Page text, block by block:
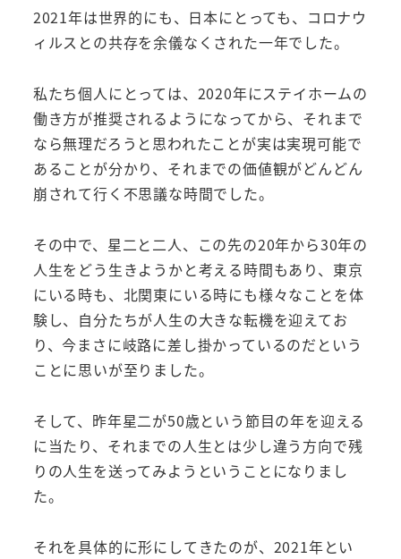
2021年は世界的にも、日本にとっても、コロナウ
ィルスとの共存を余儀なくされた一年でした。
私たち個人にとっては、2020年にステイホームの
働き方が推奨されるようになってから、それまで
なら無理だろうと思われたことが実は実現可能で
あることが分かり、それまでの価値観がどんどん
崩されて行く不思議な時間でした。
その中で、星二と二人、この先の20年から30年の
人生をどう生きようかと考える時間もあり、東京
にいる時も、北関東にいる時にも様々なことを体
験し、自分たちが人生の大きな転機を迎えてお
り、今まさに岐路に差し掛かっているのだという
ことに思いが至りました。
そして、昨年星二が50歳という節目の年を迎える
に当たり、それまでの人生とは少し違う方向で残
りの人生を送ってみようということになりまし
た。
それを具体的に形にしてきたのが、2021年とい